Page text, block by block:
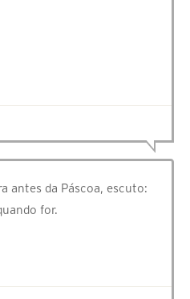
antes da Páscoa, escuto:
for.